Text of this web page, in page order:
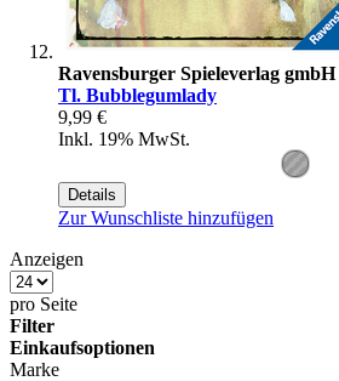
Ravensburger Spieleverlag gmbH
Tl. Bubblegumlady
9,99 €
Inkl. 19% MwSt.
Details
Zur Wunschliste hinzufügen
Anzeigen
pro Seite
Filter
Einkaufsoptionen
Marke